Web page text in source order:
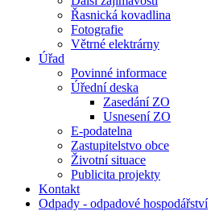
Řasnická kovadlina
Fotografie
Větrné elektrárny
Úřad
Povinné informace
Úřední deska
Zasedání ZO
Usnesení ZO
E-podatelna
Zastupitelstvo obce
Životní situace
Publicita projekty
Kontakt
Odpady - odpadové hospodářství